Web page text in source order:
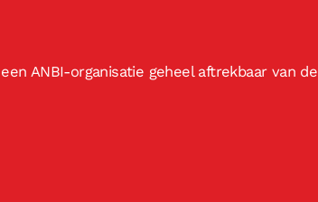
ANBI-organisatie geheel aftrekbaar van de